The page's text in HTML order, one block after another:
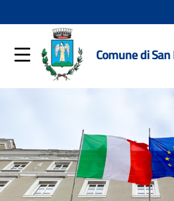
Comune di